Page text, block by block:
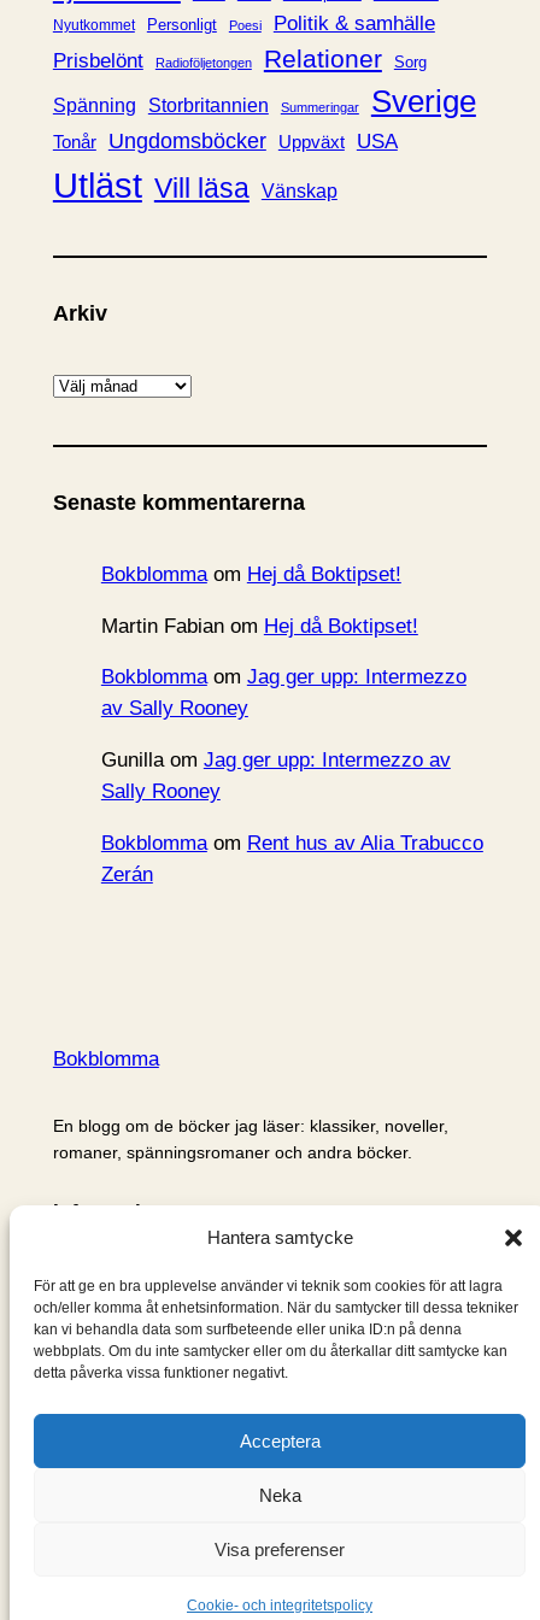
Hantera samtycke
För att ge en bra upplevelse använder vi teknik som cookies för att lagra
och/eller komma åt enhetsinformation. När du samtycker till dessa tekniker
kan vi behandla data som surfbeteende eller unika ID:n på denna
webbplats. Om du inte samtycker eller om du återkallar ditt samtycke kan
detta påverka vissa funktioner negativt.
Acceptera
Neka
Visa preferenser
Cookie- och integritetspolicy
Nyutkommet Personligt Poesi
Politik & samhälle
Prisbelönt
Radioföljetongen Relationer Sorg
Spänning Storbritannien Summeringar Sverige
Tonår Ungdomsböcker Uppväxt USA
Utläst Vill läsa Vänskap
Arkiv
A
k
v
Senaste kommentarerna
Bokblommaom Hej då Boktipset!
Martin Fabianom Hej då Boktipset!
Bokblommaom Jag ger upp: Intermezzo
av Sally Rooney
Gunillaom Jag ger upp: Intermezzo av
Sally Rooney
Bokblommaom Rent hus av Alia Trabucco
Zerán
Bokblomma
En blogg om de böcker jag läser: klassiker, noveller,
romaner, spänningsromaner och andra böcker.
Information
Om mig & om bloggen
S
ö
k
WordPress